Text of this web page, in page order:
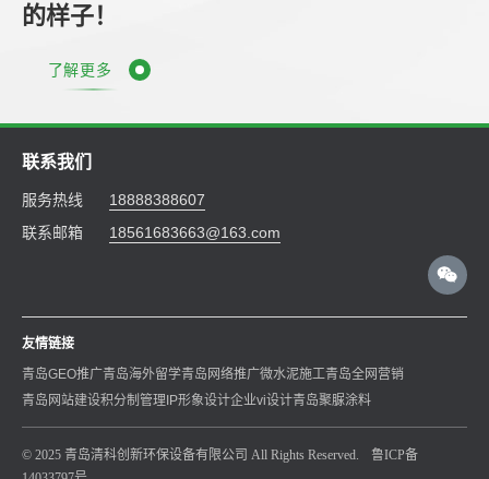
的样子！
了解更多
联系我们
服务热线
18888388607
联系邮箱
18561683663@163.com
友情链接
青岛GEO推广青岛海外留学青岛网络推广微水泥施工青岛全网营销
青岛网站建设积分制管理 IP形象设计企业vi设计青岛聚脲涂料
© 2025 青岛清科创新环保设备有限公司 All Rights Reserved.
鲁ICP备